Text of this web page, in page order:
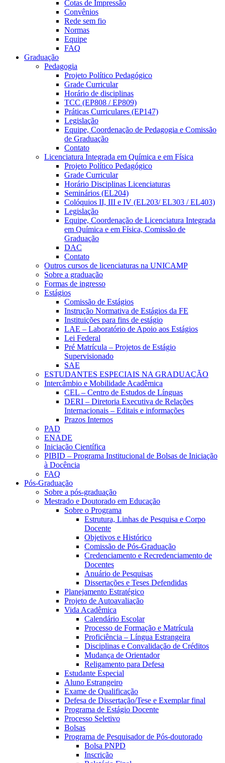
Cotas de Impressão
Convênios
Rede sem fio
Normas
Equipe
FAQ
Graduação
Pedagogia
Projeto Político Pedagógico
Grade Curricular
Horário de disciplinas
TCC (EP808 / EP809)
Práticas Curriculares (EP147)
Legislação
Equipe, Coordenação de Pedagogia e Comissão
de Graduação
Contato
Licenciatura Integrada em Química e em Física
Projeto Político Pedagógico
Grade Curricular
Horário Disciplinas Licenciaturas
Seminários (EL204)
Colóquios II, III e IV (EL203/ EL303 / EL403)
Legislação
Equipe, Coordenação de Licenciatura Integrada
em Química e em Física, Comissão de
Graduação
DAC
Contato
Outros cursos de licenciaturas na UNICAMP
Sobre a graduação
Formas de ingresso
Estágios
Comissão de Estágios
Instrução Normativa de Estágios da FE
Instituições para fins de estágio
LAE – Laboratório de Apoio aos Estágios
Lei Federal
Pré Matrícula – Projetos de Estágio
Supervisionado
SAE
ESTUDANTES ESPECIAIS NA GRADUAÇÃO
Intercâmbio e Mobilidade Acadêmica
CEL – Centro de Estudos de Línguas
DERI – Diretoria Executiva de Relações
Internacionais – Editais e informações
Prazos Internos
PAD
ENADE
Iniciação Científica
PIBID – Programa Institucional de Bolsas de Iniciação
à Docência
FAQ
Pós-Graduação
Sobre a pós-graduação
Mestrado e Doutorado em Educação
Sobre o Programa
Estrutura, Linhas de Pesquisa e Corpo
Docente
Objetivos e Histórico
Comissão de Pós-Graduação
Credenciamento e Recredenciamento de
Docentes
Anuário de Pesquisas
Dissertações e Teses Defendidas
Planejamento Estratégico
Projeto de Autoavaliação
Vida Acadêmica
Calendário Escolar
Processo de Formação e Matrícula
Proficiência – Língua Estrangeira
Disciplinas e Convalidação de Créditos
Mudança de Orientador
Religamento para Defesa
Estudante Especial
Aluno Estrangeiro
Exame de Qualificação
Defesa de Dissertação/Tese e Exemplar final
Programa de Estágio Docente
Processo Seletivo
Bolsas
Programa de Pesquisador de Pós-doutorado
Bolsa PNPD
Inscrição